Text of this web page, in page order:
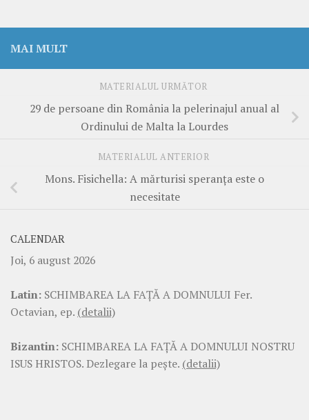
MAI MULT
MATERIALUL URMĂTOR
29 de persoane din România la pelerinajul anual al
Ordinului de Malta la Lourdes
MATERIALUL ANTERIOR
Mons. Fisichella: A mărturisi speranța este o
necesitate
CALENDAR
Joi, 6 august 2026
Latin: SCHIMBAREA LA FAŢĂ A DOMNULUI Fer.
Octavian, ep. (detalii)
Bizantin: SCHIMBAREA LA FAŢĂ A DOMNULUI NOSTRU
ISUS HRISTOS. Dezlegare la pește. (detalii)